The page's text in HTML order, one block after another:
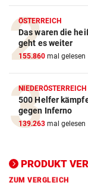
ÖSTERREICH
Das waren die
geht es weiter
155.860 mal gelesen
NIEDERÖSTERREICH
500 Helfer
gegen Inferno
139.263 mal gelesen
PRODUKT
Action-Cam
ZUM VERGLEICH
Crosstrainer
E-Bike Vergleich
ZUM VERGLEICH
Ergometer